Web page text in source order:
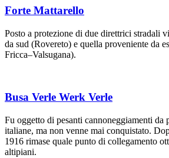
Forte Mattarello
Posto a protezione di due direttrici stradali
da sud (Rovereto) e quella proveniente da
Fricca–Valsugana).
Busa Verle Werk Verle
Fu oggetto di pesanti cannoneggiamenti da
italiane, ma non venne mai conquistato.
1916 rimase quale punto di collegamento
altipiani.